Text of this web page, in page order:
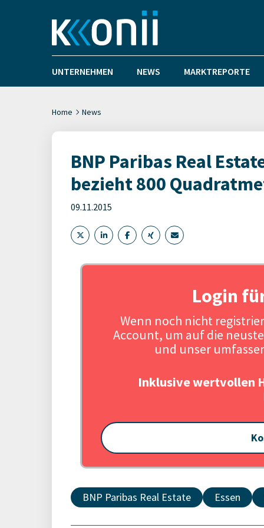
UNTERNEHMEN NEWS MARKTREPORTE
Home News
BNP Paribas Real
bezieht 800
09.11.2015
Login
Wenn noch nicht
Account, um auf die
und unser
Inklusive wertvollen
BNP Paribas Real Estate Essen